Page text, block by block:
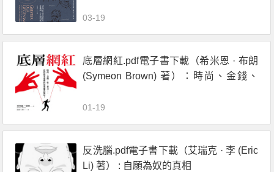
03-19
底層網紅.pdf電子書下載（希米恩 · 布朗
(Symeon Brown) 著）：時尚、金錢、
騙局！
01-19
反洗腦.pdf電子書下載（艾瑞克 · 李 (Eric
Li) 著） : 自願為奴的真相